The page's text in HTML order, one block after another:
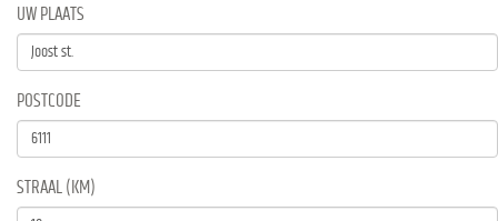
UW PLAATS
POSTCODE
STRAAL (KM)